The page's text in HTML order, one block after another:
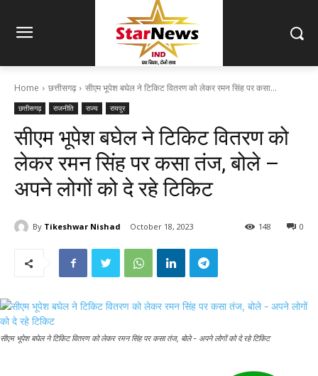
Home छत्तीसगढ़ सीएम भूपेश बघेल ने टिकिट वितरण को लेकर रमन सिंह पर कसा...
छत्तीसगढ़ राजनीति राज्य रायपुर
सीएम भूपेश बघेल ने टिकिट वितरण को
लेकर रमन सिंह पर कसा तंज, बोले –
अपने लोगों को दे रहे टिकिट
By Tikeshwar Nishad October 18, 2023 0
148
सीएम भूपेश बघेल ने टिकिट वितरण को लेकर रमन सिंह पर कसा तंज, बोले - अपने लोगों को दे रहे टिकिट